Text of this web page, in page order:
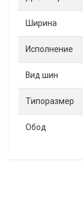
Ширина
Исполнение
Вид шин
Типоразмер
Обод